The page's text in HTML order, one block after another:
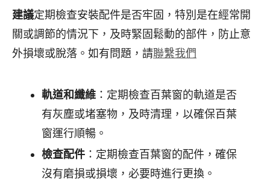
建議定期檢查安裝配件是否牢固，特別是在經常開
關或調節的情況下，及時緊固鬆動的部件，防止意
外損壞或脫落。如有問題，請聯繫我們
軌道和纖維：定期檢查百葉窗的軌道是否
有灰塵或堵塞物，及時清理，以確保百葉
窗運行順暢。
檢查配件：定期檢查百葉窗的配件，確保
沒有磨損或損壞，必要時進行更換。